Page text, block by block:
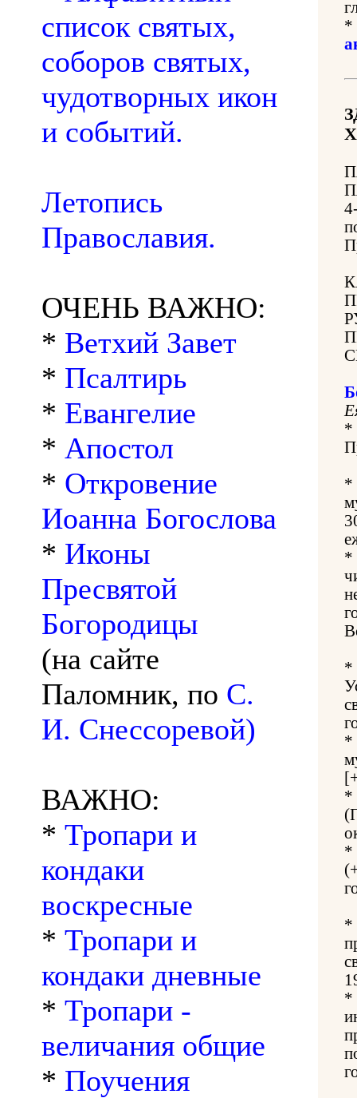
список святых,
соборов святых,
чудотворных икон
и событий.
Летопись
Православия.
ОЧЕНЬ ВАЖНО:
* Ветхий Завет
* Псалтирь
* Евангелие
* Апостол
* Откровение
Иоанна Богослова
* Иконы
Пресвятой
Богородицы
(на сайте
Паломник, по С.
И. Снессоревой)
ВАЖНО:
* Тропари и
кондаки
воскресные
* Тропари и
кондаки дневные
* Тропари -
величания общие
* Поучения
*
*
*
*
*
*
*
*
*
*